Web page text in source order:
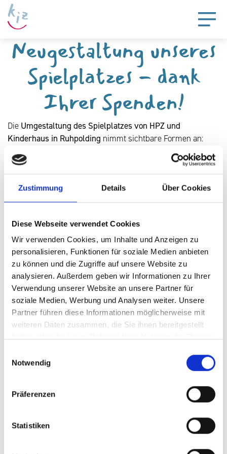
Zustimmung Details Über Cookies
Diese Webseite verwendet Cookies
Wir verwenden Cookies, um Inhalte und Anzeigen zu
personalisieren, Funktionen für soziale Medien anbieten
zu können und die Zugriffe auf unsere Website zu
analysieren. Außerdem geben wir Informationen zu Ihrer
Verwendung unserer Website an unsere Partner für
soziale Medien, Werbung und Analysen weiter. Unsere
Partner führen diese Informationen möglicherweise mit
weiteren Daten zusammen, die Sie ihnen bereitgestellt
Notwendig
Präferenzen
Statistiken
Neugestaltung unseres
Spielplatzes - dank
Ihrer Spenden!
Die Umgestaltung des Spielplatzes von HPZ und
Kinderhaus in Ruhpolding nimmt sichtbare Formen an:
Bereits umgesetzt wurden ein Hochbeet zum
Selbstbepflanzen, drei neue hochwertige Tretfahrzeuge,
eine Gartenbank und -liege für Rollstuhlfahrer,
Außenbereich.
Aktuell wird der große Spielturm erneuert. In den nächsten
Schritten folgen der Aufstieg zur Rutsche am Hang mit
Natursteinen und ein Handlauf.
All das ist nur durch die großzügige Unterstützung
unserer Advents-Spendenaktion im letzten Jahr möglich
geworden.Herzlichen Dank an alle, die mitgeholfen haben,
diesen Ort für unsere Kinder noch schöner zu gestalten!